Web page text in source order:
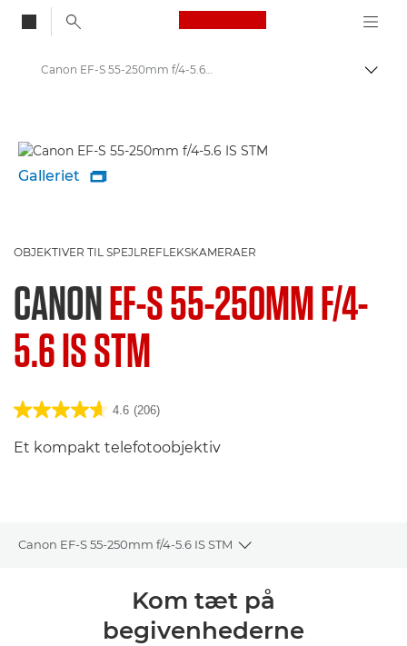
Canon Logo, back
Skift
Canon EF-S 55-250mm f/4-5.6 IS STM - Lenses - Camera & Photo lenses
Galleriet 
OBJEKTIVER TIL SPEJLREFLEKSKAMERAER
CANONEF-S 55-250MM F/4-
5.6 IS STM
4.6 (206)
Et kompakt telefotoobjektiv
Canon EF-S 55-250mm f/4-5.6 IS STM
Toggle breadcrumbs
Specifikationer
Kom tæt på
begivenhederne